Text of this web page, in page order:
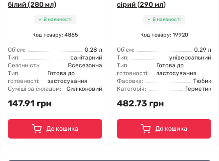
білий (280 мл)
В наявності
Код товару: 4885
Об'єм:
0,28 л
Тип:
санітарний
Сезонність:
Всесезонна
Тип
готовності:
Готова до
застосування
Суміші за складом:
Силіконовий
147.91 грн
До кошика
сірий (290 мл)
В наявності
Код товару: 19920
Об'єм:
0,29 л
Тип:
універсальний
Тип
готовності:
Готова до
застосування
Фасовка:
Тюбик
Категорія:
Герметик
482.73 грн
До кошика